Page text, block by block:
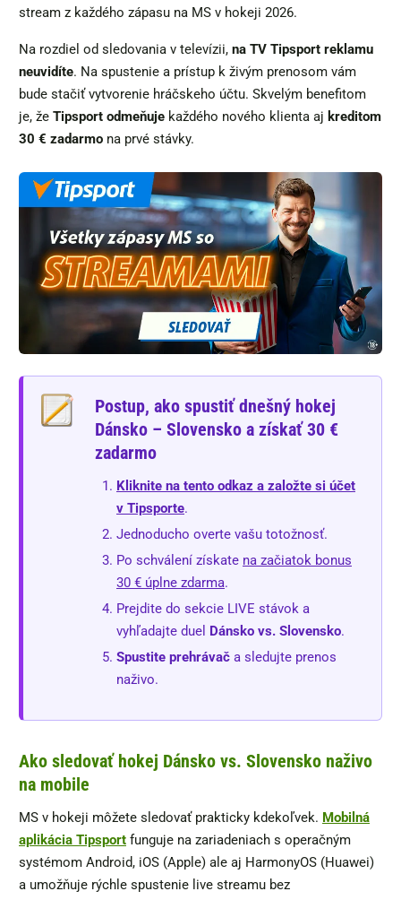
stream z každého zápasu na MS v hokeji 2026.
Na rozdiel od sledovania v televízii, na TV Tipsport reklamu
neuvidíte. Na spustenie a prístup k živým prenosom vám
bude stačiť vytvorenie hráčskeho účtu. Skvelým benefitom
je, že Tipsport odmeňuje každého nového klienta aj kreditom
30 € zadarmo na prvé stávky.
Postup, ako spustiť dnešný hokej
Dánsko – Slovensko a získať 30 €
zadarmo
Kliknite na tento odkaz a založte si účet
v Tipsporte.
Jednoducho overte vašu totožnosť.
Po schválení získate na začiatok bonus
30 € úplne zdarma.
Prejdite do sekcie LIVE stávok a
vyhľadajte duel
Dánsko vs. Slovensko.
Spustite prehrávač a sledujte prenos
naživo.
Ako sledovať hokej Dánsko vs. Slovensko naživo
na mobile
MS v hokeji môžete sledovať prakticky kdekoľvek. Mobilná
aplikácia Tipsport funguje na zariadeniach s operačným
systémom Android, iOS (Apple) ale aj HarmonyOS (Huawei)
a umožňuje rýchle spustenie live streamu bez